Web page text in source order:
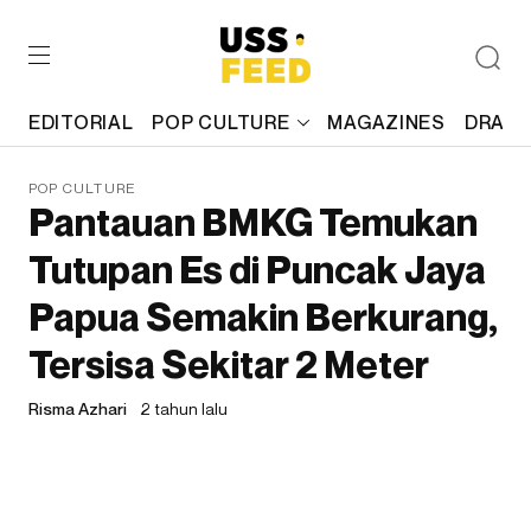
EDITORIAL POP CULTURE MAGAZINES
POP CULTURE
Pantauan BMKG Temukan
Tutupan Es di Puncak Jaya
Papua Semakin Berkurang,
Tersisa Sekitar 2 Meter
Risma Azhari 2 tahun lalu